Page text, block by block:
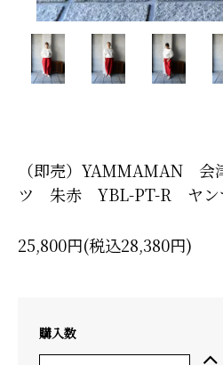
（即売）YAMMAMAN 会
ツ 朱赤 YBL-PT-R ヤン
25,800円(税込28,380円)
購入数